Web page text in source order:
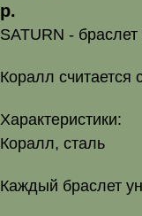
р.
SATURN -
Коралл считается
Характеристики:
Коралл, сталь
Каждый браслет